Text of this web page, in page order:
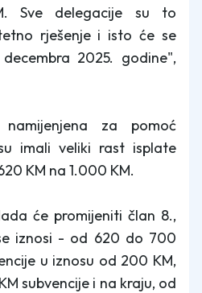
Sve delegacije su to
rješenje i isto će se
2025. godine",
za pomoć
imali veliki rast isplate
KM na 1.000 KM.
će promijeniti član 8.,
iznosi - od 620 do 700
u iznosu od 200 KM,
subvencije i na kraju, od